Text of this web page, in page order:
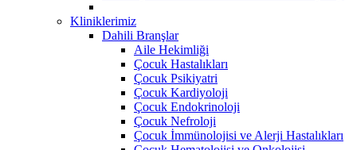
Kliniklerimiz
Dahili Branşlar
Aile Hekimliği
Çocuk Hastalıkları
Çocuk Psikiyatri
Çocuk Kardiyoloji
Çocuk Endokrinoloji
Çocuk Nefroloji
Çocuk İmmünolojisi ve Alerji Hastalıkları